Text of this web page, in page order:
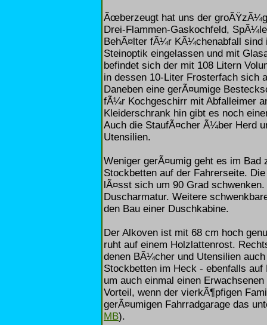
Ãœberzeugt hat uns der
Drei-Flammen-Gaskochfeld,
BehÃ¤lter fÃ¼r KÃ¼chenabfall sind
Steinoptik eingelassen und mit
befindet sich der mit 108 Litern
in dessen 10-Liter Frosterfach sich
Daneben eine gerÃ¤umige
fÃ¼r Kochgeschirr mit Abfalleimer
Kleiderschrank hin gibt es noch
Auch die StaufÃ¤cher Ã¼ber Herd
Utensilien.
Weniger gerÃ¤umig geht es im
Stockbetten auf der Fahrerseite.
lÃ¤sst sich um 90 Grad
Duscharmatur. Weitere
den Bau einer Duschkabine.
Der Alkoven ist mit 68 cm hoch
ruht auf einem Holzlattenrost.
denen BÃ¼cher und Utensilien
Stockbetten im Heck - ebenfalls
um auch einmal einen
Vorteil, wenn der vierkÃ¶pfigen
gerÃ¤umigen Fahrradgarage das
MB).